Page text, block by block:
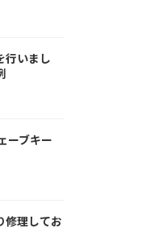
行いまし
ーブキー
修理してお